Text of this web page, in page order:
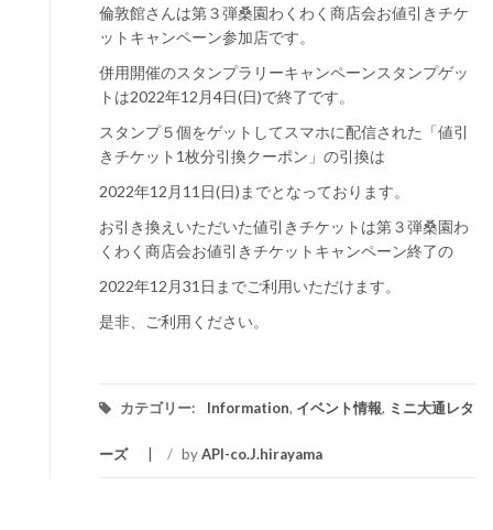
倫敦館さんは第３弾桑園わくわく商店会お値引きチケ
ットキャンペーン参加店です。
併用開催のスタンプラリーキャンペーンスタンプゲッ
トは2022年12月4日(日)で終了です。
スタンプ５個をゲットしてスマホに配信された「値引
きチケット1枚分引換クーポン」の引換は
2022年12月11日(日)までとなっております。
お引き換えいただいた値引きチケットは第３弾桑園わ
くわく商店会お値引きチケットキャンペーン終了の
2022年12月31日までご利用いただけます。
是非、ご利用ください。
カテゴリー: Information, イベント情報, ミニ大通レタ
ーズ / byAPI-co.J.hirayama